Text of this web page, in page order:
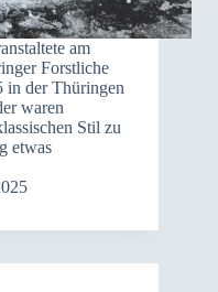
am
Forstliche
in der Thüringen
waren
Stil zu
etwas